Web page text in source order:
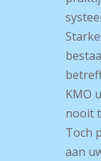
KMO
nooit
Toch
aan